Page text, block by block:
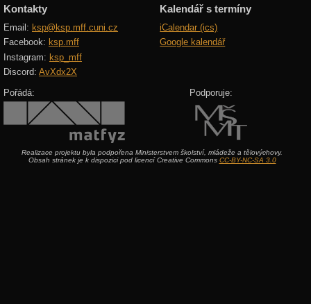
Kontakty
Email: ksp@ksp.mff.cuni.cz
Facebook: ksp.mff
Instagram: ksp_mff
Discord: AvXdx2X
Kalendář s termíny
iCalendar (ics)
Google kalendář
Pořádá: Podporuje:
Realizace projektu byla podpořena Ministerstvem školství, mládeže a tělovýchovy.
Obsah stránek je k dispozici pod licencí Creative Commons CC-BY-NC-SA 3.0